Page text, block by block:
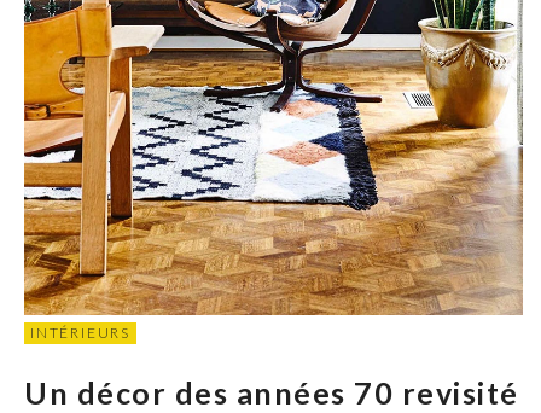
INTÉRIEURS
Un décor des années 70 revisité